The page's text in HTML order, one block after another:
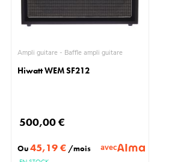
Ampli guitare - Baffle ampli guitare
Hiwatt WEM SF212
500,00 €
Ou45,19 € /mois avec